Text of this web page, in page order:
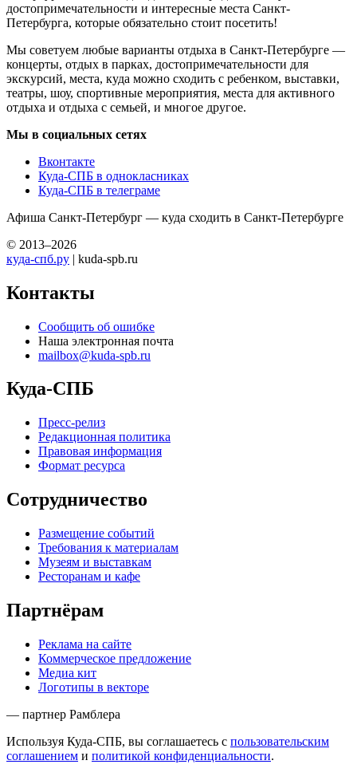
достопримечательности и интересные места Санкт-
Петербурга, которые обязательно стоит посетить!
Мы советуем любые варианты отдыха в Санкт-Петербурге —
концерты, отдых в парках, достопримечательности для
экскурсий, места, куда можно сходить с ребенком, выставки,
театры, шоу, спортивные мероприятия, места для активного
отдыха и отдыха с семьей, и многое другое.
Мы в социальных сетях
Вконтакте
Куда-СПБ в однокласниках
Куда-СПБ в телеграме
Афиша Санкт-Петербург — куда сходить в Санкт-Петербурге
© 2013–2026
куда-спб.ру | kuda-spb.ru
Контакты
Сообщить об ошибке
Наша электронная почта
mailbox@kuda-spb.ru
Куда-СПБ
Пресс-релиз
Редакционная политика
Правовая информация
Формат ресурса
Сотрудничество
Размещение событий
Требования к материалам
Музеям и выставкам
Ресторанам и кафе
Партнёрам
Реклама на сайте
Коммерческое предложение
Медиа кит
Логотипы в векторе
— партнер Рамблера
Используя Куда-СПБ, вы соглашаетесь с пользовательским
соглашением и политикой конфиденциальности.